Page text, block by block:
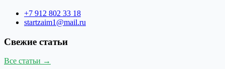
+7 912 802 33 18
startzaim1@mail.ru
Свежие статьи
Все статьи →